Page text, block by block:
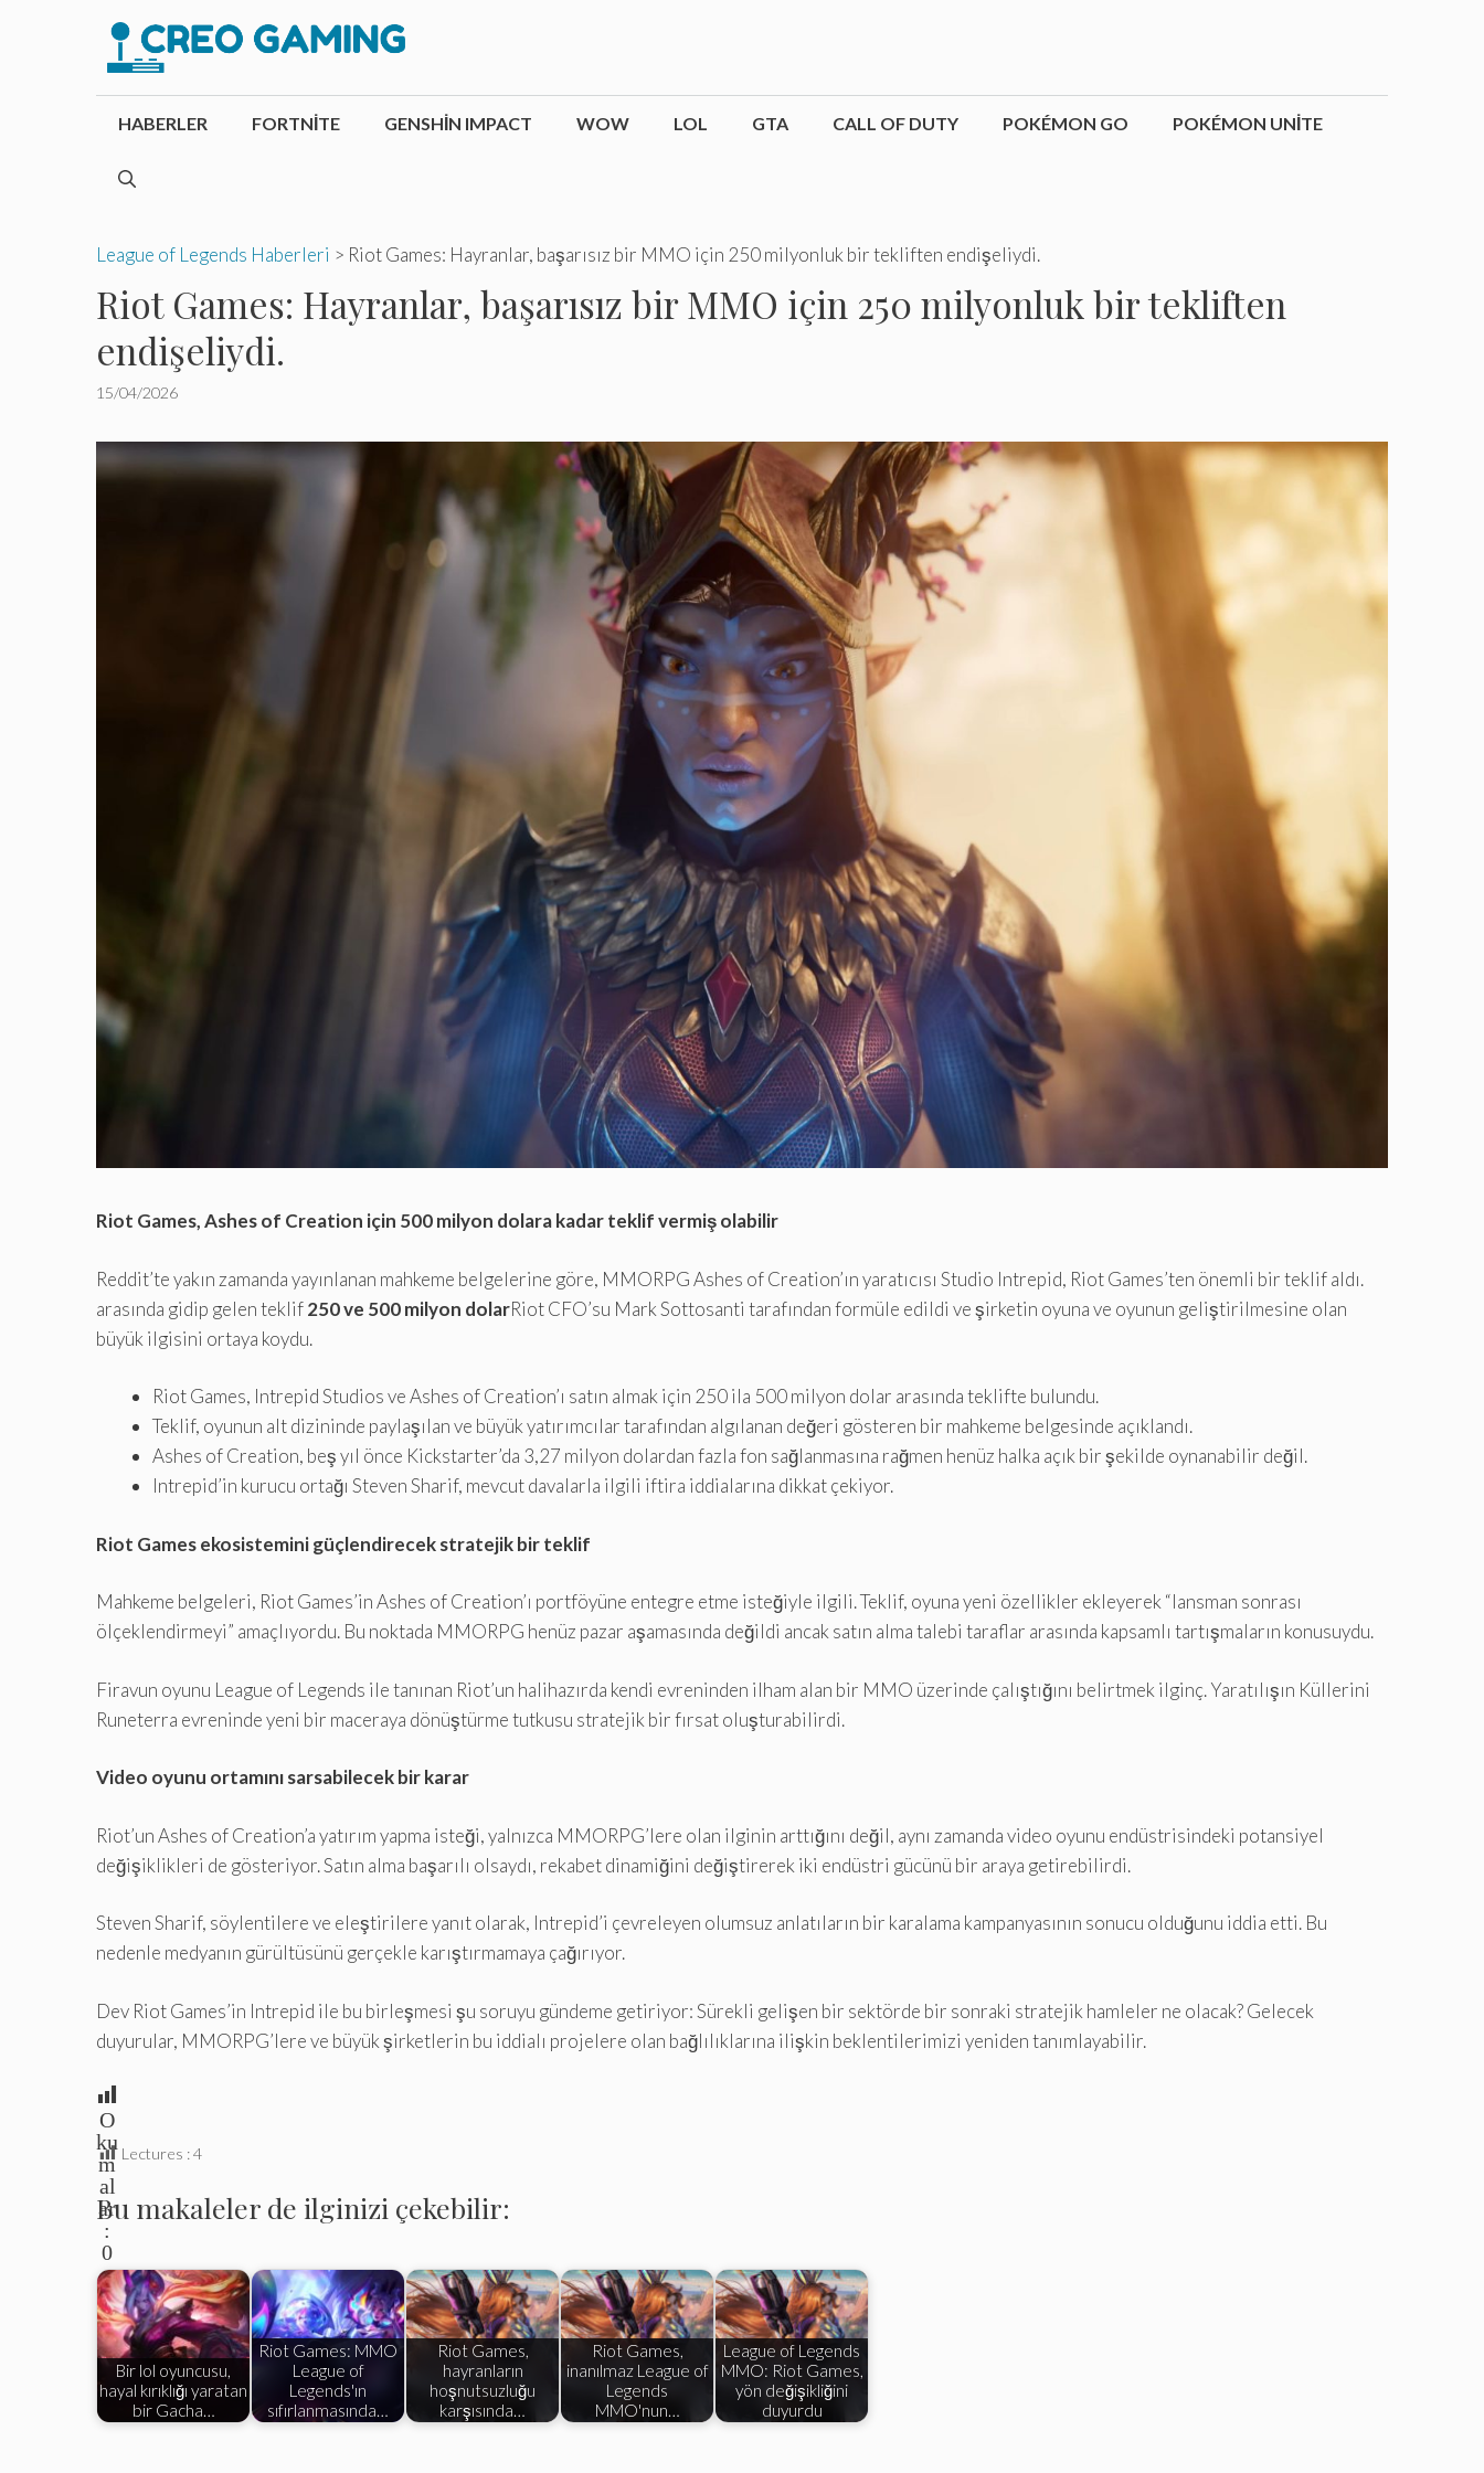
HABERLER FORTNITE GENSHIN IMPACT WOW LOL GTA CALL OF DUTY POKÉMON GO POKÉMON UNITE
League of Legends Haberleri > Riot Games: Hayranlar, başarısız bir MMO için 250 milyonluk bir tekliften endişeliydi.
Riot Games: Hayranlar, başarısız bir MMO için 250 milyonluk bir tekliften
endişeliydi.
15/04/2026
Riot Games, Ashes of Creation için 500 milyon dolara kadar teklif vermiş olabilir
Reddit’te yakın zamanda yayınlanan mahkeme belgelerine göre, MMORPG Ashes of Creation’ın yaratıcısı Studio Intrepid, Riot Games’ten önemli bir teklif aldı.
arasında gidip gelen teklif250 ve 500 milyon dolarRiot CFO’su Mark Sottosanti tarafından formüle edildi ve şirketin oyuna ve oyunun geliştirilmesine olan
büyük ilgisini ortaya koydu.
Riot Games, Intrepid Studios ve Ashes of Creation’ı satın almak için 250 ila 500 milyon dolar arasında teklifte bulundu.
Teklif, oyunun alt dizininde paylaşılan ve büyük yatırımcılar tarafından algılanan değeri gösteren bir mahkeme belgesinde açıklandı.
Ashes of Creation, beş yıl önce Kickstarter’da 3,27 milyon dolardan fazla fon sağlanmasına rağmen henüz halka açık bir şekilde oynanabilir değil.
Intrepid’in kurucu ortağı Steven Sharif, mevcut davalarla ilgili iftira iddialarına dikkat çekiyor.
Riot Games ekosistemini güçlendirecek stratejik bir teklif
Mahkeme belgeleri, Riot Games’in Ashes of Creation’ı portföyüne entegre etme isteğiyle ilgili. Teklif, oyuna yeni özellikler ekleyerek “lansman sonrası
ölçeklendirmeyi” amaçlıyordu. Bu noktada MMORPG henüz pazar aşamasında değildi ancak satın alma talebi taraflar arasında kapsamlı tartışmaların konusuydu.
Firavun oyunu League of Legends ile tanınan Riot’un halihazırda kendi evreninden ilham alan bir MMO üzerinde çalıştığını belirtmek ilginç. Yaratılışın Küllerini
Runeterra evreninde yeni bir maceraya dönüştürme tutkusu stratejik bir fırsat oluşturabilirdi.
Video oyunu ortamını sarsabilecek bir karar
Riot’un Ashes of Creation’a yatırım yapma isteği, yalnızca MMORPG’lere olan ilginin arttığını değil, aynı zamanda video oyunu endüstrisindeki potansiyel
değişiklikleri de gösteriyor. Satın alma başarılı olsaydı, rekabet dinamiğini değiştirerek iki endüstri gücünü bir araya getirebilirdi.
Steven Sharif, söylentilere ve eleştirilere yanıt olarak, Intrepid’i çevreleyen olumsuz anlatıların bir karalama kampanyasının sonucu olduğunu iddia etti. Bu
nedenle medyanın gürültüsünü gerçekle karıştırmamaya çağırıyor.
Dev Riot Games’in Intrepid ile bu birleşmesi şu soruyu gündeme getiriyor: Sürekli gelişen bir sektörde bir sonraki stratejik hamleler ne olacak? Gelecek
duyurular, MMORPG’lere ve büyük şirketlerin bu iddialı projelere olan bağlılıklarına ilişkin beklentilerimizi yeniden tanımlayabilir.
O
ku
m
al
ar
:
0
Lectures :4
Bu makaleler de ilginizi çekebilir:
Bir lol oyuncusu,
hayal kırıklığı yaratan
bir Gacha…
Riot Games: MMO
League of
Legends'ın
sıfırlanmasında…
Riot Games,
hayranların
hoşnutsuzluğu
karşısında…
Riot Games,
inanılmaz League of
Legends
MMO'nun…
League of Legends
MMO: Riot Games,
yön değişikliğini
duyurdu